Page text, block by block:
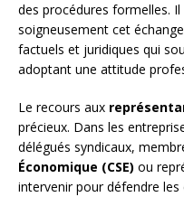
des procédures formelles.
soigneusement cet
factuels et juridiques qui
adoptant une attitude
Le recours aux
précieux. Dans les
délégués syndicaux,
Économique (CSE) ou
intervenir pour défendre